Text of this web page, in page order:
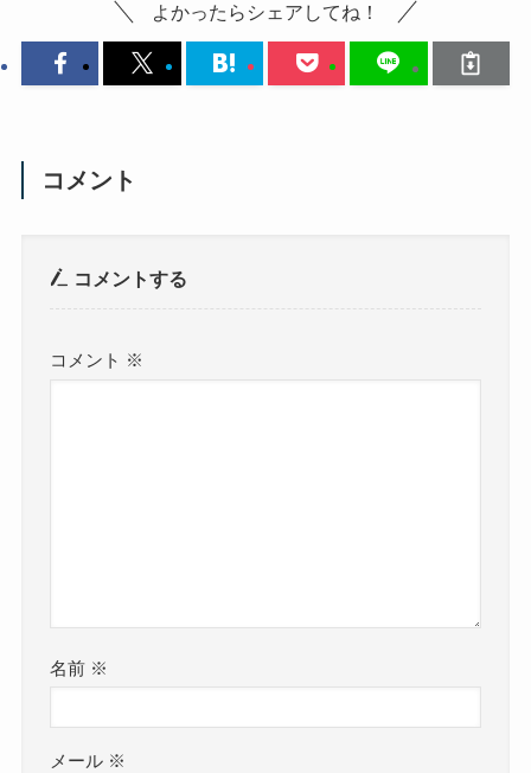
よかったらシェアしてね！
コメント
コメントする
コメント ※
名前 ※
メール ※